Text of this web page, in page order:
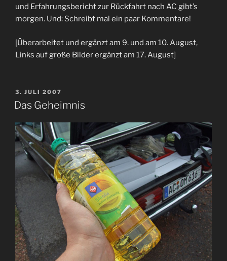
und Erfahrungsbericht zur Rückfahrt nach AC gibt’s
morgen. Und: Schreibt mal ein paar Kommentare!
[Überarbeitet und ergänzt am 9. und am 10. August,
Links auf große Bilder ergänzt am 17. August]
VERÖFFENTLICHT
AM
3. JULI 2007
Das Geheimnis